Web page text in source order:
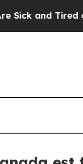
and Tired of